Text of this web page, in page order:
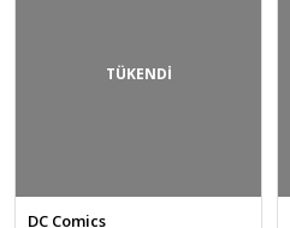
TÜKENDİ
DC Comics